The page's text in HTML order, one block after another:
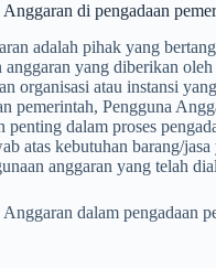
Anggaran di pengadaan
adalah pihak yang
anggaran yang diberikan
organisasi atau instansi
pemerintah, Pengguna
penting dalam proses
atas kebutuhan barang/jasa
anggaran yang telah
dalam pengadaan